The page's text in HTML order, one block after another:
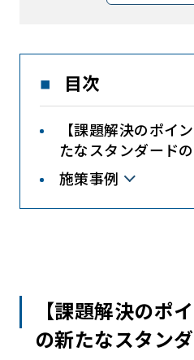
目次
【課題解決のポイ
たなスタンダード
施策事例
【課題解決のポ
の新たなスタン